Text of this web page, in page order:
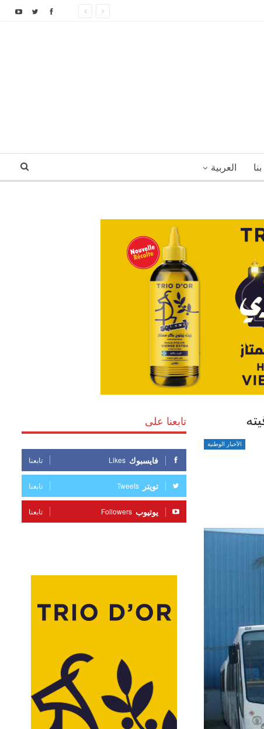
العربية
الأخبار الوطنية
تابعنا على
فايسبوك Likes تابعنا
تويتر Tweets تابعنا
يوتيوب Followers تابعنا